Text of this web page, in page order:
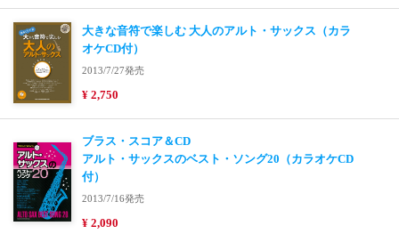
大きな音符で楽しむ 大人のアルト・サックス（カラ
オケCD付）
2013/7/27発売
¥ 2,750
ブラス・スコア＆CD
アルト・サックスのベスト・ソング20（カラオケCD
付）
2013/7/16発売
¥ 2,090